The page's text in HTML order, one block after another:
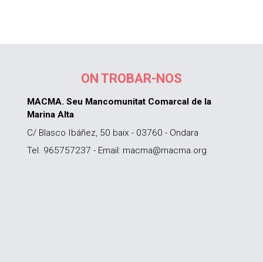
ON TROBAR-NOS
MACMA. Seu Mancomunitat Comarcal de la
Marina Alta
C/ Blasco Ibáñez, 50 baix - 03760 - Ondara
Tel. 965757237 - Email: macma@macma.org